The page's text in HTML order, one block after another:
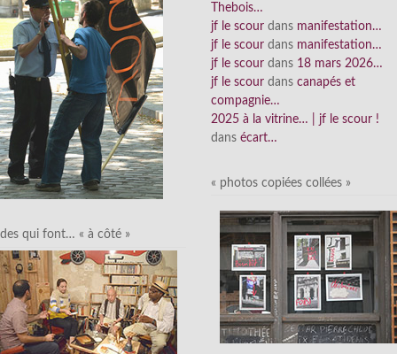
des qui font… « à côté »
Thebois…
jf le scour dans manifestation…
jf le scour dans manifestation…
jf le scour dans 18 mars 2026…
jf le scour dans canapés et
compagnie…
2025 à la vitrine… | jf le scour !
dans écart…
« photos copiées collées »